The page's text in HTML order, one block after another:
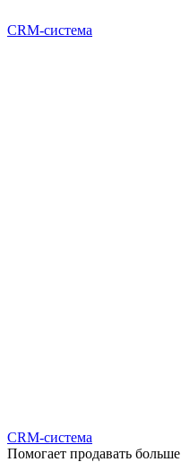
CRM-система
CRM-система
Помогает продавать больше